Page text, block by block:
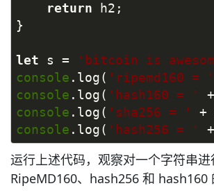
return h2;
}
let s = 'bitcoin is
console .log( 'ripemd160 = '
console .log( 'hash160 = '
console .log( 'sha256 = '
+
console .log( 'hash256 = '
运行上述代码，观察对一个字符串进
RipeMD160、hash256 和 hash160